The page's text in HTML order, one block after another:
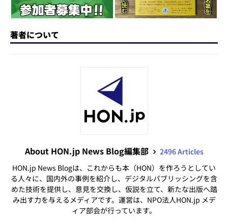
著者について
About HON.jp News Blog編集部
2496 Articles
HON.jp News Blogは、これからも本（HON）を作ろうとしてい
る人々に、国内外の事例を紹介し、デジタルパブリッシングを含
めた技術を提供し、意見を交換し、仮説を立て、新たな出版へ踏
み出す力を与えるメディアです。運営は、NPO法人HON.jp メデ
ィア部会が行っています。